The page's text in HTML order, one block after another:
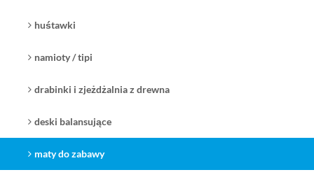
huśtawki
namioty / tipi
drabinki i zjeżdżalnia z drewna
deski balansujące
maty do zabawy